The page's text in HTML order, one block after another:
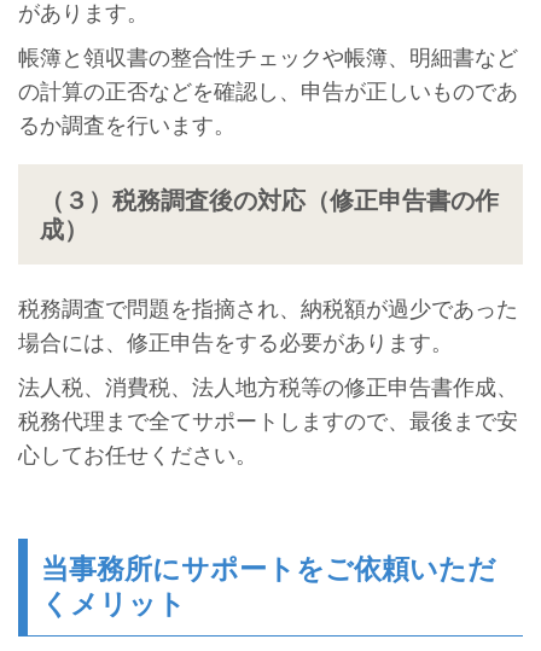
があります。
帳簿と領収書の整合性チェックや帳簿、明細書など
の計算の正否などを確認し、申告が正しいものであ
るか調査を行います。
（３）税務調査後の対応（修正申告書の作
成）
税務調査で問題を指摘され、納税額が過少であった
場合には、修正申告をする必要があります。
法人税、消費税、法人地方税等の修正申告書作成、
税務代理まで全てサポートしますので、最後まで安
心してお任せください。
当事務所にサポートをご依頼いただ
くメリット